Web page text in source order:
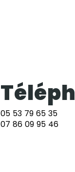
05 53 79 65 35
07 86 09 95 46